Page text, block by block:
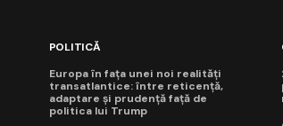
POLITICĂ
Europa în fața unei noi realități
transatlantice: între reticență,
adaptare și prudență față de
politica lui Trump